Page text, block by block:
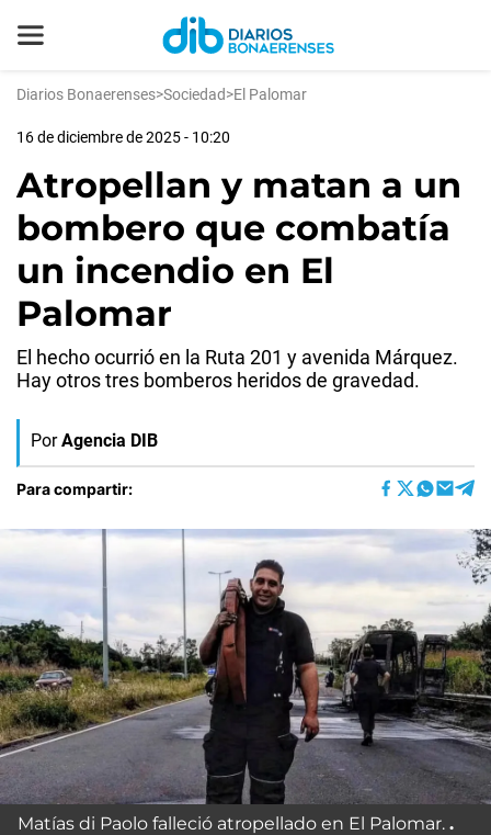
Diarios Bonaerenses>Sociedad>El Palomar
16 de diciembre de 2025 - 10:20
Atropellan y matan a un
bombero que combatía
un incendio en El
Palomar
El hecho ocurrió en la Ruta 201 y avenida Márquez.
Hay otros tres bomberos heridos de gravedad.
Por Agencia DIB
Para compartir:
Matías di Paolo falleció atropellado en El Palomar.